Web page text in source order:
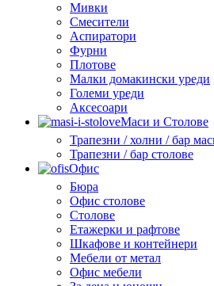
Мивки
Смесители
Аспиратори
Фурни
Плотове
Малки домакински уреди
Големи уреди
Аксесоари
Маси и Столове
Трапезни / холни / бар
Трапезни / бар столове
Офис
Бюра
Офис столове
Столове
Етажерки и рафтове
Шкафове и контейнери
Мебели от метал
Офис мебели